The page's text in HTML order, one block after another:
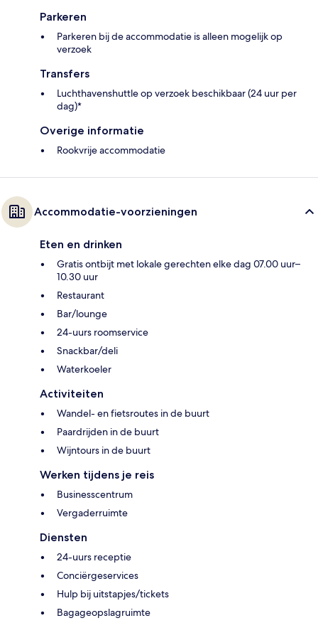
Parkeren
Parkeren bij de accommodatie is alleen mogelijk op
verzoek
Transfers
Luchthavenshuttle op verzoek beschikbaar (24 uur per
dag)*
Overige informatie
Rookvrije accommodatie
Accommodatie-voorzieningen
Eten en drinken
Gratis ontbijt met lokale gerechten elke dag 07.00 uur–
10.30 uur
Restaurant
Bar/lounge
24-uurs roomservice
Snackbar/deli
Waterkoeler
Activiteiten
Wandel- en fietsroutes in de buurt
Paardrijden in de buurt
Wijntours in de buurt
Werken tijdens je reis
Businesscentrum
Vergaderruimte
Diensten
24-uurs receptie
Conciërgeservices
Hulp bij uitstapjes/tickets
Bagageopslagruimte